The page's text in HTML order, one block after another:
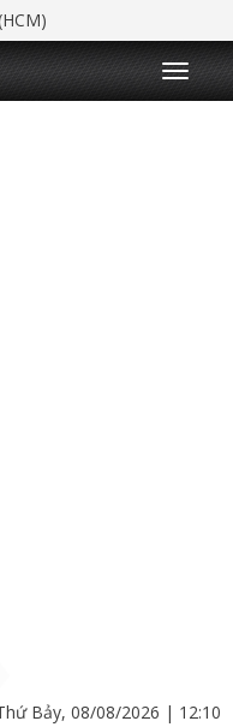
T
o
g
Bảy, 08/08/2026 | 12:10